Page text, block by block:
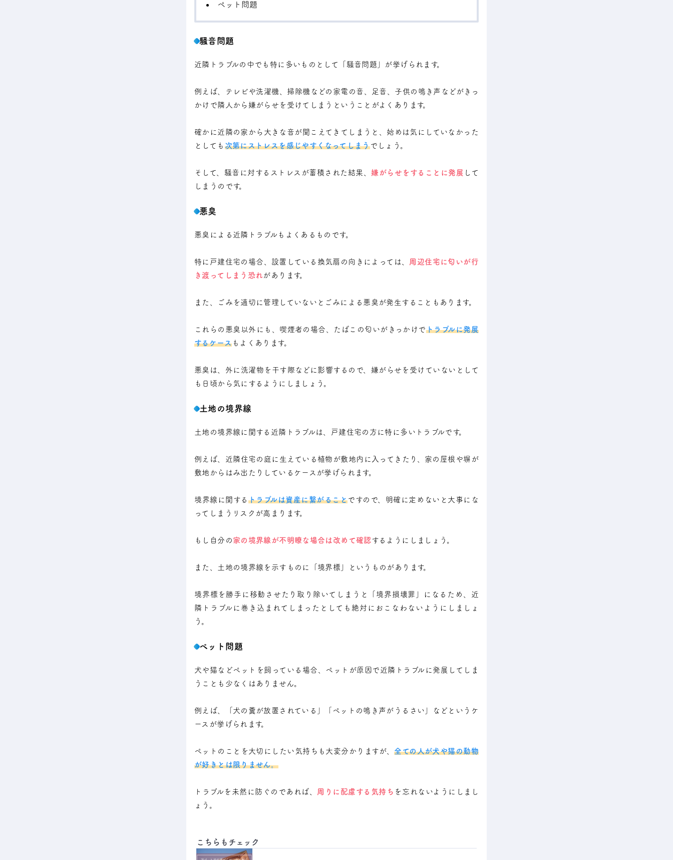
ペット問題
騒音問題
近隣トラブルの中でも特に多いものとして「騒音問題」が挙げられます。
例えば、テレビや洗濯機、掃除機などの家電の音、足音、子供の鳴き声などがきっ
かけで隣人から嫌がらせを受けてしまうということがよくあります。
確かに近隣の家から大きな音が聞こえてきてしまうと、始めは気にしていなかった
としても 次第にストレスを感じやすくなってしまうでしょう。
そして、騒音に対するストレスが蓄積された結果、 嫌がらせをすることに発展 して
しまうのです。
悪臭
悪臭による近隣トラブルもよくあるものです。
特に戸建住宅の場合、設置している換気扇の向きによっては、 周辺住宅に匂いが行
き渡ってしまう恐れ があります。
また、ごみを適切に管理していないとごみによる悪臭が発生することもあります。
これらの悪臭以外にも、喫煙者の場合、たばこの匂いがきっかけでトラブルに発展
するケースもよくあります。
悪臭は、外に洗濯物を干す際などに影響するので、嫌がらせを受けていないとして
も日頃から気にするようにしましょう。
土地の境界線
土地の境界線に関する近隣トラブルは、戸建住宅の方に特に多いトラブルです。
例えば、近隣住宅の庭に生えている植物が敷地内に入ってきたり、家の屋根や塀が
敷地からはみ出たりしているケースが挙げられます。
境界線に関する トラブルは資産に繋がることですので、明確に定めないと大事にな
ってしまうリスクが高まります。
もし自分の 家の境界線が不明瞭な場合は改めて確認するようにしましょう。
また、土地の境界線を示すものに「境界標」というものがあります。
境界標を勝手に移動させたり取り除いてしまうと「境界損壊罪」になるため、近
隣トラブルに巻き込まれてしまったとしても絶対におこなわないようにしましょ
う。
ペット問題
犬や猫などペットを飼っている場合、ペットが原因で近隣トラブルに発展してしま
うことも少なくはありません。
例えば、「犬の糞が放置されている」「ペットの鳴き声がうるさい」などというケ
ースが挙げられます。
ペットのことを大切にしたい気持ちも大変分かりますが、全ての人が犬や猫の動物
が好きとは限りません。
トラブルを未然に防ぐのであれば、 周りに配慮する気持ち を忘れないようにしまし
ょう。
こちらもチェック